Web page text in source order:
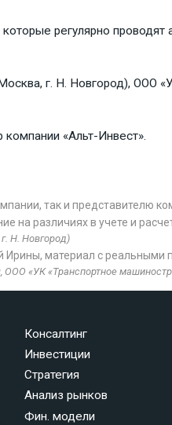
регулярно
г. Н. Новгород), ООО
компании «Альт-Инвест».
так и представителю
на различиях в учете и
Н. Новгород)
Ирины, материал с реальными
ООО «УК «Транспортное
Консалтинг
Инвестиции
Стратегия
Анализ рынков
Фин. модели